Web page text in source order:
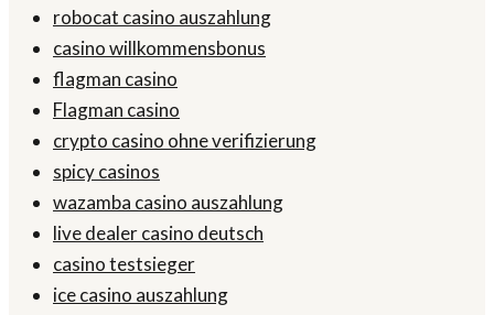
robocat casino auszahlung
casino willkommensbonus
flagman casino
Flagman casino
crypto casino ohne verifizierung
spicy casinos
wazamba casino auszahlung
live dealer casino deutsch
casino testsieger
ice casino auszahlung